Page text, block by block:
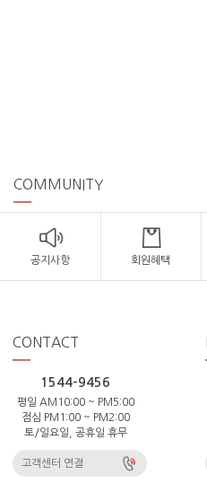
COMMUNITY
공지사항 회원혜택
CONTACT
1544-9456
평일 AM10:00 ~ PM5:00
점심 PM1:00 ~ PM2:00
토/일요일, 공휴일 휴무
고객센터 연결